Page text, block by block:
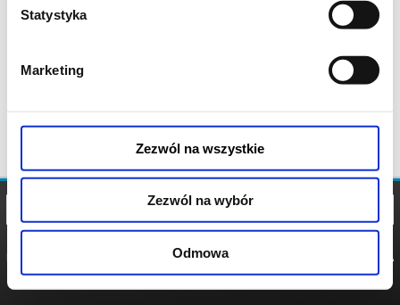
Statystyka
Marketing
Zezwól na wszystkie
Zezwól na wybór
Odmowa
POLITYKA
POLITYKA